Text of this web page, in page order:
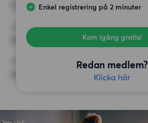
Enkel registrering på 2 minuter
Kom igång gratis!
Redan medlem?
Klicka här
11 000 kr
Hiss
ÖVRIGA PREFERENSER
Inga speciella preferenser